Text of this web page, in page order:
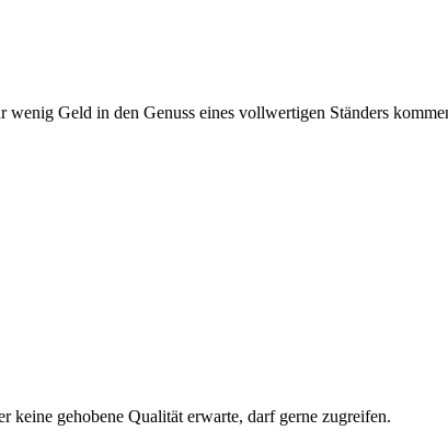
Geld in den Genuss eines vollwertigen Ständers
gehobene Qualität erwarte, darf gerne zugreifen.